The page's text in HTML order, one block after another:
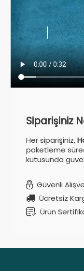
Siparişiniz
Her siparişiniz,
paketleme
kutusunda
Güvenli
Ücretsiz
Ürün